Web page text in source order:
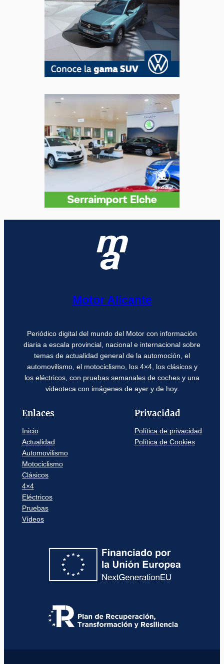
Motor Alicante
Periódico digital del mundo del Motor con información
diaria a escala provincial, nacional e internacional sobre
temas de actualidad general de la automoción, el
automovilismo, el motociclismo, los 4×4, los clásicos y
los eléctricos, con pruebas semanales de coches y una
videoteca con imágenes de ayer y de hoy.
Enlaces
Inicio
Actualidad
Automovilismo
Motociclismo
Clásicos
4×4
Eléctricos
Pruebas
Vídeos
Privacidad
Política de privacidad
Política de Cookies